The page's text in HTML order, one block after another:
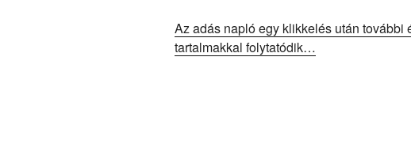
Az adás napló egy klikkelés után további
tartalmakkal folytatódik…